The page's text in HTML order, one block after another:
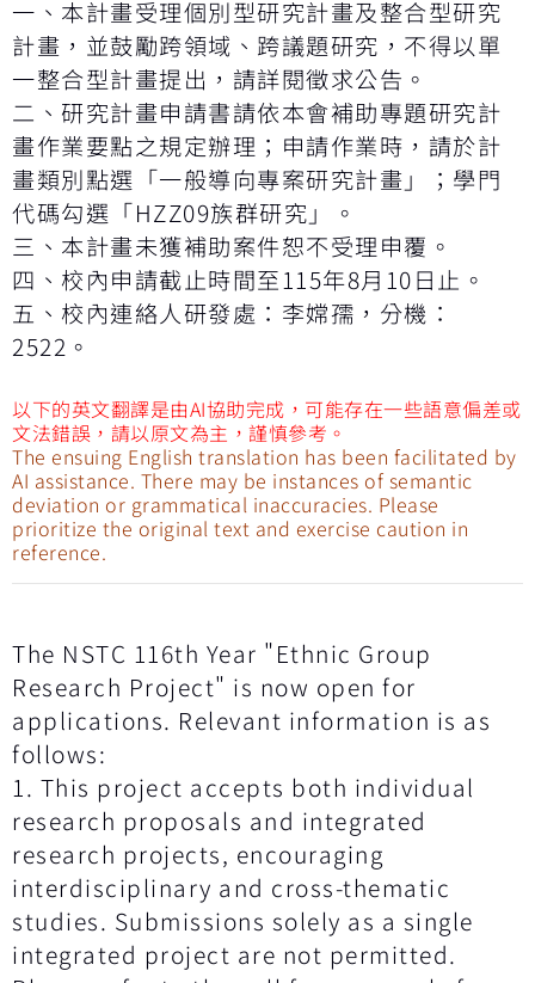
一、本計畫受理個別型研究計畫及整合型研究
計畫，並鼓勵跨領域、跨議題研究，不得以單
一整合型計畫提出，請詳閱徵求公告。
二、研究計畫申請書請依本會補助專題研究計
畫作業要點之規定辦理；申請作業時，請於計
畫類別點選「一般導向專案研究計畫」；學門
代碼勾選「HZZ09族群研究」。
三、本計畫未獲補助案件恕不受理申覆。
四、校內申請截止時間至115年8月10日止。
五、校內連絡人研發處：李嫦孺，分機：
2522。
以下的英文翻譯是由AI協助完成，可能存在一些語意偏差或
文法錯誤，請以原文為主，謹慎參考。
The ensuing English translation has been facilitated by
AI assistance. There may be instances of semantic
deviation or grammatical inaccuracies. Please
prioritize the original text and exercise caution in
reference.
The NSTC 116th Year "Ethnic Group
Research Project" is now open for
applications. Relevant information is as
follows:
1. This project accepts both individual
research proposals and integrated
research projects, encouraging
interdisciplinary and cross-thematic
studies. Submissions solely as a single
integrated project are not permitted.